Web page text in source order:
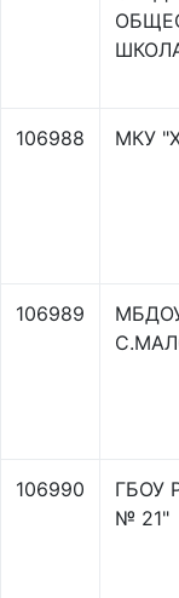
106988 МКУ
106989
106990
ГБОУ
№ 21"